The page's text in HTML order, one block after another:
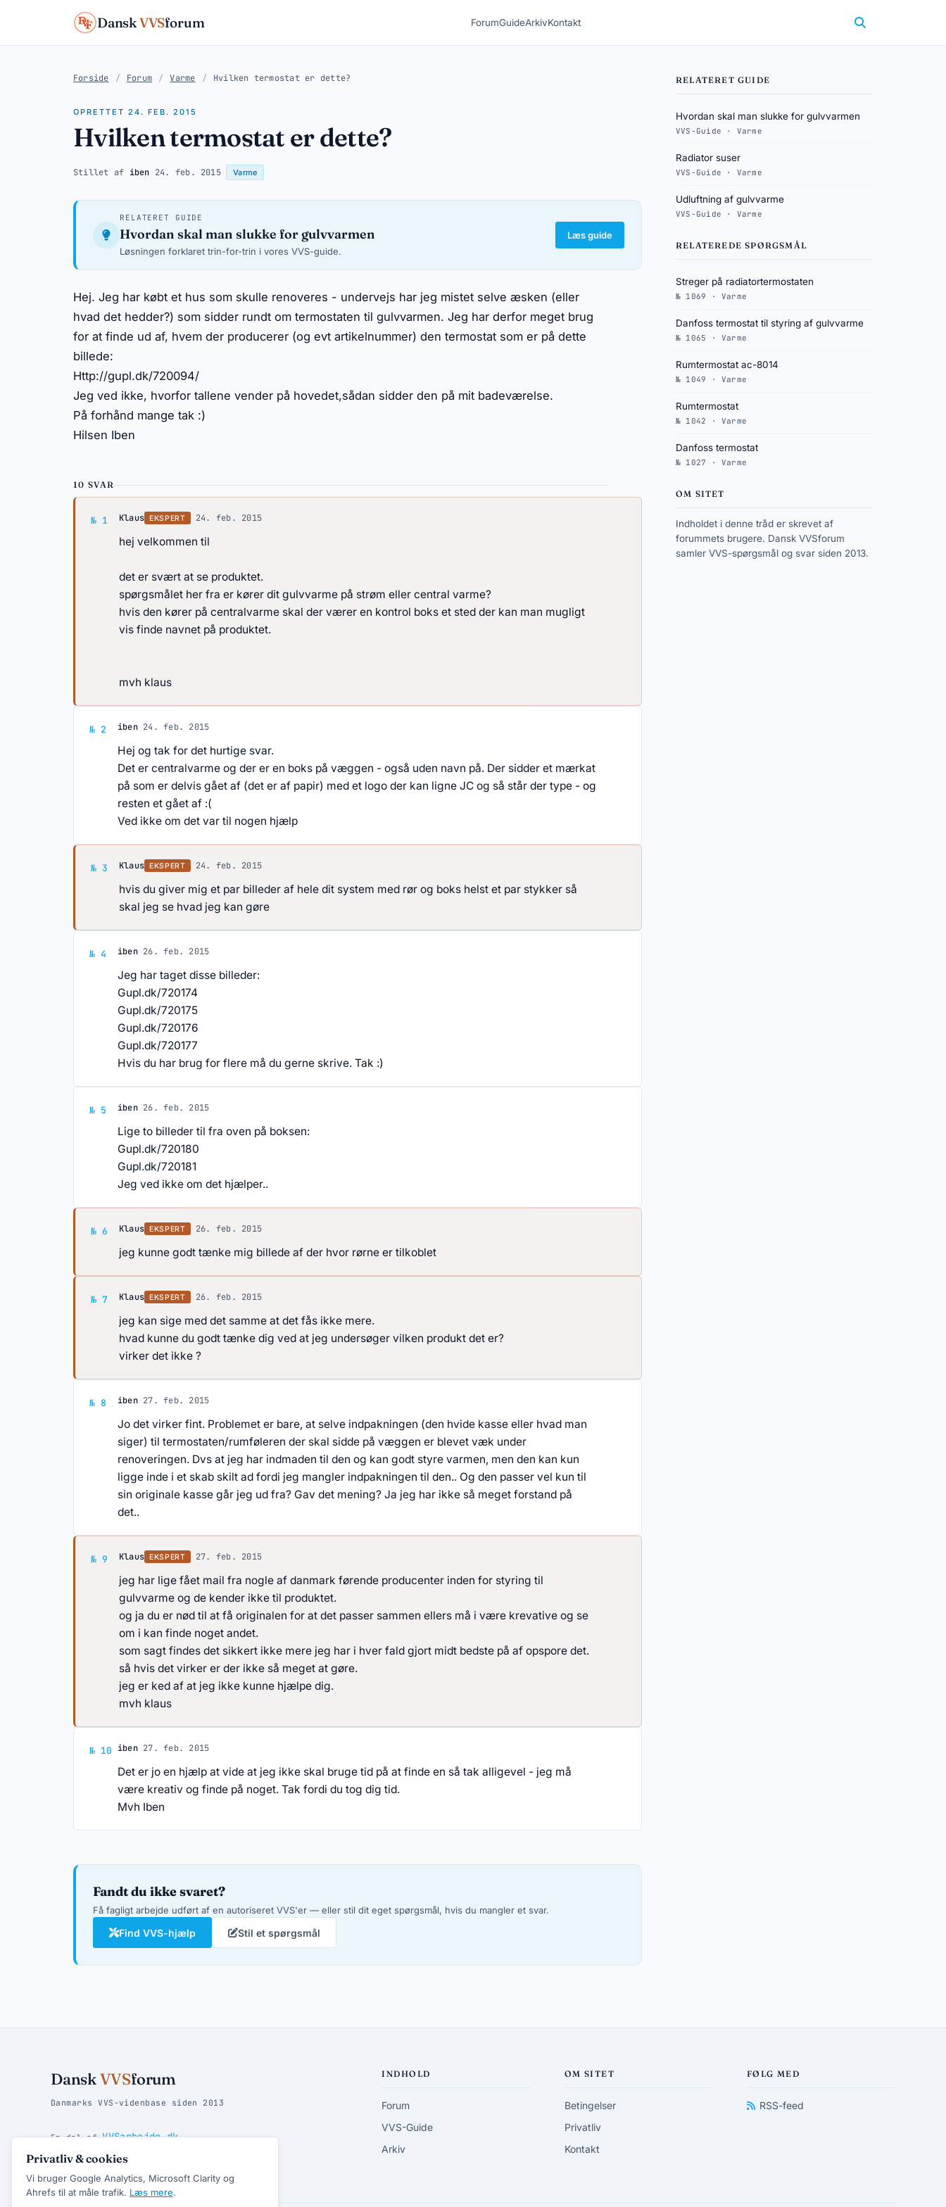
DanskVVSforum ForumGuideArkivKontakt
Forside / Forum / Varme / Hvilken termostat er dette?
OPRETTET 24. FEB. 2015
Hvilken termostat er dette?
Stillet af iben 24. feb. 2015· Varme
RELATERET GUIDE
Hvordan skal man slukke for gulvvarmen
Løsningen forklaret trin-for-trin i vores VVS-guide.
Læs guide
Hej. Jeg har købt et hus som skulle renoveres - undervejs har jeg mistet selve æsken (eller
hvad det hedder?) som sidder rundt om termostaten til gulvvarmen. Jeg har derfor meget brug
for at finde ud af, hvem der producerer (og evt artikelnummer) den termostat som er på dette
billede:
Http://gupl.dk/720094/
Jeg ved ikke, hvorfor tallene vender på hovedet,sådan sidder den på mit badeværelse.
På forhånd mange tak :)
Hilsen Iben
10 SVAR
№ 1 Svar af Klaus
Klaus EKSPERT 24. feb. 2015
hej velkommen til
det er svært at se produktet.
spørgsmålet her fra er kører dit gulvvarme på strøm eller central varme?
hvis den kører på centralvarme skal der værer en kontrol boks et sted der kan man mugligt
vis finde navnet på produktet.
mvh klaus
№ 2 Svar af iben
iben· 24. feb. 2015
Hej og tak for det hurtige svar.
Det er centralvarme og der er en boks på væggen - også uden navn på. Der sidder et mærkat
på som er delvis gået af (det er af papir) med et logo der kan ligne JC og så står der type - og
resten et gået af :(
Ved ikke om det var til nogen hjælp
№ 3 Svar af Klaus
Klaus EKSPERT 24. feb. 2015
hvis du giver mig et par billeder af hele dit system med rør og boks helst et par stykker så
skal jeg se hvad jeg kan gøre
№ 4 Svar af iben
iben· 26. feb. 2015
Jeg har taget disse billeder:
Gupl.dk/720174
Gupl.dk/720175
Gupl.dk/720176
Gupl.dk/720177
Hvis du har brug for flere må du gerne skrive. Tak :)
№ 5 Svar af iben
iben· 26. feb. 2015
Lige to billeder til fra oven på boksen:
Gupl.dk/720180
Gupl.dk/720181
Jeg ved ikke om det hjælper..
№ 6 Svar af Klaus
Klaus EKSPERT 26. feb. 2015
jeg kunne godt tænke mig billede af der hvor rørne er tilkoblet
№ 7 Svar af Klaus
Klaus EKSPERT 26. feb. 2015
jeg kan sige med det samme at det fås ikke mere.
hvad kunne du godt tænke dig ved at jeg undersøger vilken produkt det er?
virker det ikke ?
№ 8 Svar af iben
iben· 27. feb. 2015
Jo det virker fint. Problemet er bare, at selve indpakningen (den hvide kasse eller hvad man
siger) til termostaten/rumføleren der skal sidde på væggen er blevet væk under
renoveringen. Dvs at jeg har indmaden til den og kan godt styre varmen, men den kan kun
ligge inde i et skab skilt ad fordi jeg mangler indpakningen til den.. Og den passer vel kun til
sin originale kasse går jeg ud fra? Gav det mening? Ja jeg har ikke så meget forstand på
det..
№ 9 Svar af Klaus
Klaus EKSPERT 27. feb. 2015
jeg har lige fået mail fra nogle af danmark førende producenter inden for styring til
gulvvarme og de kender ikke til produktet.
og ja du er nød til at få originalen for at det passer sammen ellers må i være krevative og se
om i kan finde noget andet.
som sagt findes det sikkert ikke mere jeg har i hver fald gjort midt bedste på af opspore det.
så hvis det virker er der ikke så meget at gøre.
jeg er ked af at jeg ikke kunne hjælpe dig.
mvh klaus
№ 10 Svar af iben
iben· 27. feb. 2015
Det er jo en hjælp at vide at jeg ikke skal bruge tid på at finde en så tak alligevel - jeg må
være kreativ og finde på noget. Tak fordi du tog dig tid.
Mvh Iben
Fandt du ikke svaret?
Få fagligt arbejde udført af en autoriseret VVS'er — eller stil dit eget spørgsmål, hvis du mangler et svar.
Find VVS-hjælp Stil et spørgsmål
RELATERET GUIDE
Hvordan skal man slukke for gulvvarmen
VVS-Guide · Varme
Radiator suser
VVS-Guide · Varme
Udluftning af gulvvarme
VVS-Guide · Varme
RELATEREDE SPØRGSMÅL
Streger på radiatortermostaten
№ 1069 · Varme
Danfoss termostat til styring af gulvvarme
№ 1065 · Varme
Rumtermostat ac-8014
№ 1049 · Varme
Rumtermostat
№ 1042 · Varme
Danfoss termostat
№ 1027 · Varme
OM SITET
Indholdet i denne tråd er skrevet af
forummets brugere. Dansk VVSforum
samler VVS-spørgsmål og svar siden 2013.
DanskVVSforum
Danmarks VVS-videnbase siden 2013
En del afVVSarbejde.dk
Find danske badesteder hos Vandpjat.dk
INDHOLD
Forum
VVS-Guide
Arkiv
OM SITET
Betingelser
Privatliv
Kontakt
FØLG MED
RSS-feed
Privatliv & cookies
Vi bruger Google Analytics, Microsoft Clarity og
Ahrefs til at måle trafik. Læs mere.